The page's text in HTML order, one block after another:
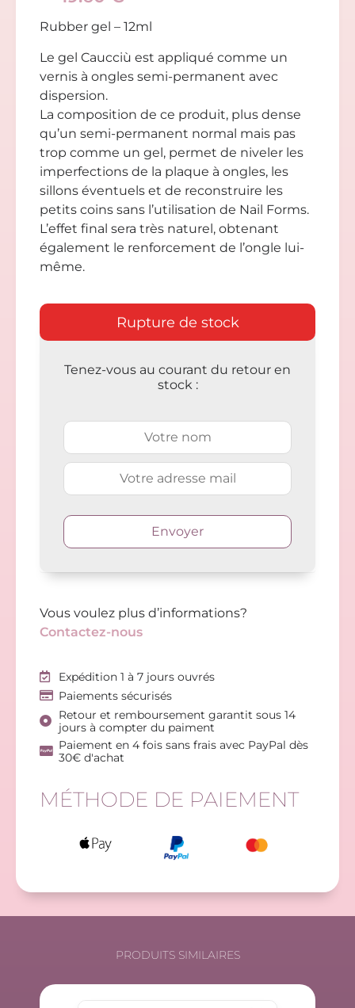
Rubber gel – 12ml
Le gel Caucciù est appliqué comme un
vernis à ongles semi-permanent avec
dispersion.
La composition de ce produit, plus dense
qu’un semi-permanent normal mais pas
trop comme un gel, permet de niveler les
imperfections de la plaque à ongles, les
sillons éventuels et de reconstruire les
petits coins sans l’utilisation de Nail Forms.
L’effet final sera très naturel, obtenant
également le renforcement de l’ongle lui-
même.
Rupture de stock
Tenez-vous au courant du retour en
stock :
Vous voulez plus d’informations?
Contactez-nous
Expédition 1 à 7 jours ouvrés
Paiements sécurisés
Retour et remboursement garantit sous 14
jours à compter du paiment
Paiement en 4 fois sans frais avec PayPal dès
30€ d'achat
MÉTHODE DE PAIEMENT
PRODUITS SIMILAIRES